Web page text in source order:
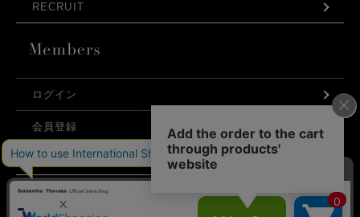
RECRUIT
ログイン
会員登録
利用規約
お問い合わせ
弊社はCookieを利用し、Webの利便性向上に努め